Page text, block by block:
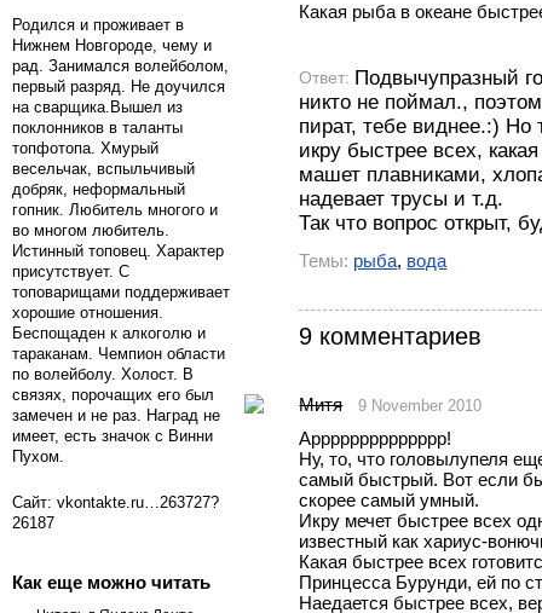
Родился и проживает в
Нижнем Новгороде, чему и
рад. Занимался волейболом,
первый разряд. Не доучился
на сварщика.Вышел из
поклонников в таланты
топфотопа. Хмурый
весельчак, вспыльчивый
добряк, неформальный
гопник. Любитель многого и
во многом любитель.
Истинный топовец. Характер
присутствует. С
топоварищами поддерживает
хорошие отношения.
Беспощаден к алкоголю и
тараканам. Чемпион области
по волейболу. Холост. В
связях, порочащих его был
замечен и не раз. Наград не
имеет, есть значок с Винни
Пухом.
Сайт: vkontakte.ru…263727?
26187
Как еще можно читать
Какая рыба в океане
Ответ: Подвычупразный
никто не поймал.,
пират, тебе виднее.:) Но
икру быстрее всех,
машет плавниками,
надевает трусы и т.д.
Так что вопрос открыт,
Темы: рыба, вода
9 комментариев
Митя 9 November 2010
Арррррррррррррр!
Ну, то, что головылупеля
самый быстрый. Вот если бы
скорее самый умный.
Икру мечет быстрее всех
известный как хариус-
Какая быстрее всех
Принцесса Бурунди, ей по
Наедается быстрее всех,